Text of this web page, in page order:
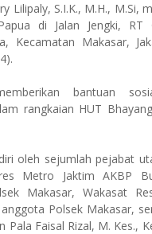
Lilipaly, S.I.K., M.H., M.Si,
di Jalan Jengki, RT
Kecamatan Makasar,
bantuan
rangkaian HUT
oleh sejumlah pejabat
Metro Jaktim AKBP
Makasar, Wakasat
Polsek Makasar,
Pala Faisal Rizal, M. Kes.,